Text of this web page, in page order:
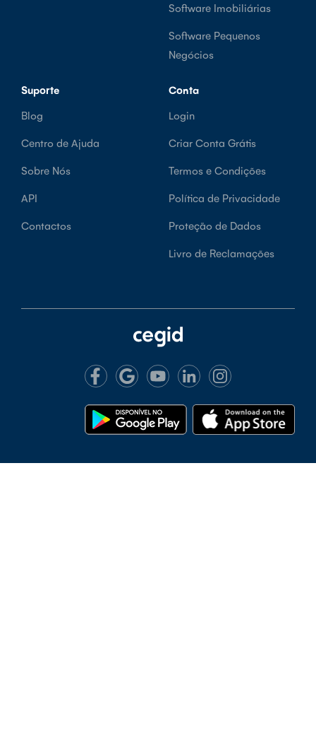
Software Imobiliárias
Software Pequenos
Negócios
Suporte
Blog
Centro de Ajuda
Sobre Nós
API
Contactos
Conta
Login
Criar Conta Grátis
Termos e Condições
Política de Privacidade
Proteção de Dados
Livro de Reclamações